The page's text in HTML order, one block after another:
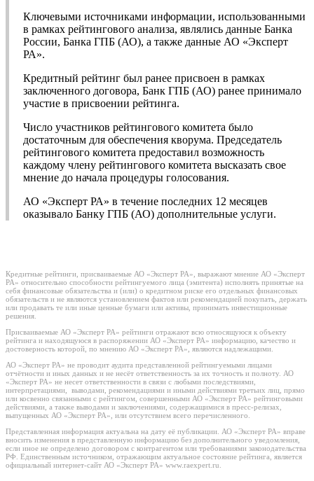
Ключевыми источниками информации, использованными
в рамках рейтингового анализа, являлись данные Банка
России, Банка ГПБ (АО), а также данные АО «Эксперт
РА».
Кредитный рейтинг был ранее присвоен в рамках
заключенного договора, Банк ГПБ (АО) ранее принимало
участие в присвоении рейтинга.
Число участников рейтингового комитета было
достаточным для обеспечения кворума. Председатель
рейтингового комитета предоставил возможность
каждому члену рейтингового комитета высказать свое
мнение до начала процедуры голосования.
АО «Эксперт РА» в течение последних 12 месяцев
оказывало Банку ГПБ (АО) дополнительные услуги.
Кредитные рейтинги, присваиваемые АО «Эксперт РА», выражают мнение АО «Эксперт
РА» относительно способности рейтингуемого лица (эмитента) исполнять принятые на
себя финансовые обязательства и (или) о кредитном риске его отдельных финансовых
обязательств и не являются установлением фактов или рекомендацией покупать, держать
или продавать те или иные ценные бумаги или активы, принимать инвестиционные
решения.
Присваиваемые АО «Эксперт РА» рейтинги отражают всю относящуюся к объекту
рейтинга и находящуюся в распоряжении АО «Эксперт РА» информацию, качество и
достоверность которой, по мнению АО «Эксперт РА», являются надлежащими.
АО «Эксперт РА» не проводит аудита представленной рейтингуемыми лицами
отчётности и иных данных и не несёт ответственность за их точность и полноту. АО
«Эксперт РА» не несет ответственности в связи с любыми последствиями,
интерпретациями, выводами, рекомендациями и иными действиями третьих лиц, прямо
или косвенно связанными с рейтингом, совершенными АО «Эксперт РА» рейтинговыми
действиями, а также выводами и заключениями, содержащимися в пресс-релизах,
выпущенных АО «Эксперт РА», или отсутствием всего перечисленного.
Представленная информация актуальна на дату её публикации. АО «Эксперт РА» вправе
вносить изменения в представленную информацию без дополнительного уведомления,
если иное не определено договором с контрагентом или требованиями законодательства
РФ. Единственным источником, отражающим актуальное состояние рейтинга, является
официальный интернет-сайт АО «Эксперт РА» www.raexpert.ru.